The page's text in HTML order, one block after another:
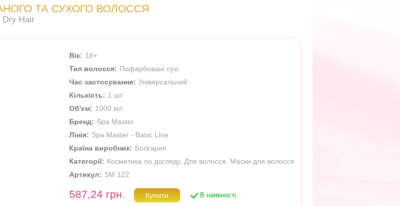
ТА СУХОГО ВОЛОССЯ
Dry Hair
Вік: 18+
Тип волосся: Пофарбовані сухі
Час застосування: Універсальний
Кількість: 1 шт.
Об'єм: 1000 мл
Бренд: Spa Master
Лінія: Spa Master - Basic Line
Країна виробник: Болгария
Категорії: Косметика по догляду, Для волосся
Маски для волосся
Артикул: SM 122
587,24 грн. В наявності